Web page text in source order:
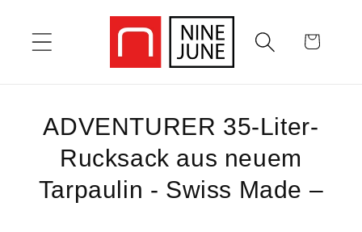
Inhalt
Warenkorb
K
t
ADVENTURER 35-Liter-
Rucksack aus neuem
Tarpaulin - Swiss Made –